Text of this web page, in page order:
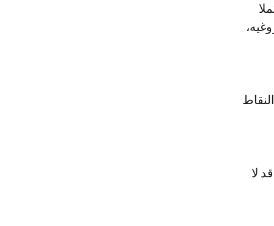
أكملا
لا